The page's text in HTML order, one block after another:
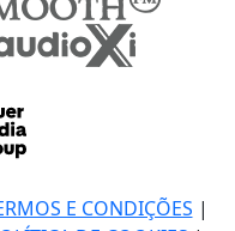
E CONDIÇÕES |